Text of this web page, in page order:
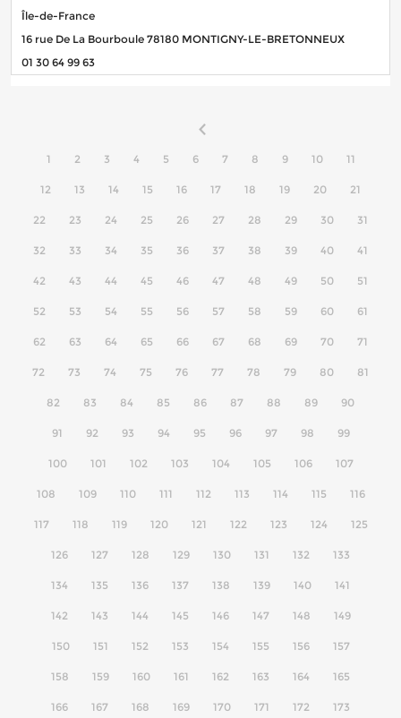
Île-de-France
16 rue De La Bourboule 78180 MONTIGNY-LE-BRETONNEUX
01 30 64 99 63
1 2 3 4 5 6 7 8 9 10 11
12 13 14 15 16 17 18 19 20 21
22 23 24 25 26 27 28 29 30 31
32 33 34 35 36 37 38 39 40 41
42 43 44 45 46 47 48 49 50 51
52 53 54 55 56 57 58 59 60 61
62 63 64 65 66 67 68 69 70 71
72 73 74 75 76 77 78 79 80 81
82 83 84 85 86 87 88 89 90
91 92 93 94 95 96 97 98 99
100 101 102 103 104 105 106 107
108 109 110 111 112 113 114 115 116
117 118 119 120 121 122 123 124 125
126 127 128 129 130 131 132 133
134 135 136 137 138 139 140 141
142 143 144 145 146 147 148 149
150 151 152 153 154 155 156 157
158 159 160 161 162 163 164 165
166 167 168 169 170 171 172 173